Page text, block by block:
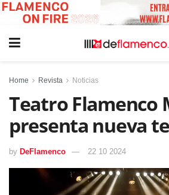
Home Revista Noticias
Teatro Flamenco
presenta nueva
by DeFlamenco 22 10 2024